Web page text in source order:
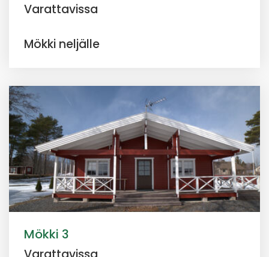
Varattavissa
Mökki neljälle
Mökki 3